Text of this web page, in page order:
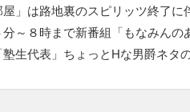
」は路地裏のスピリッツ終了に
～８時まで新番組「もなみんの
生代表」ちょっとHな男爵ネタ